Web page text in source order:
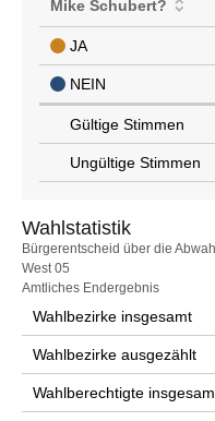
Mike Schubert?
JA
NEIN
Gültige Stimmen
Ungültige Stimmen
Wahlstatistik
Wahlstatistik
Bürgerentscheid über die
West 05
Amtliches Endergebnis
Wahlbezirke insgesamt
Wahlbezirke ausgezählt
Wahlberechtigte